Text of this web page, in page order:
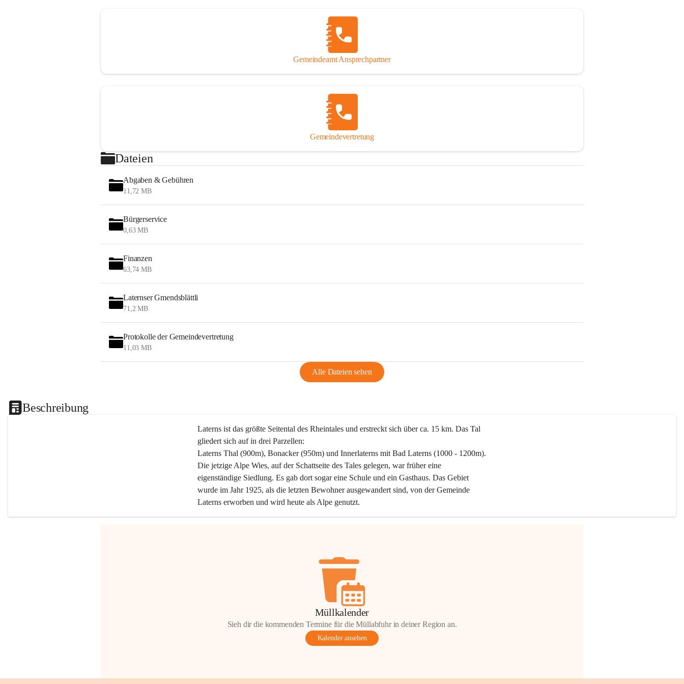
Gemeindeamt Ansprechpartner
Gemeindevertretung
Dateien
Abgaben & Gebühren
11,72 MB
Bürgerservice
0,63 MB
Finanzen
63,74 MB
Laternser Gmendsblättli
71,2 MB
Protokolle der Gemeindevertretung
11,03 MB
Alle Dateien sehen
Beschreibung
Laterns ist das größte Seitental des Rheintales und erstreckt sich über ca. 15 km. Das Tal
gliedert sich auf in drei Parzellen:
Laterns Thal (900m), Bonacker (950m) und Innerlaterns mit Bad Laterns (1000 - 1200m).
Die jetzige Alpe Wies, auf der Schattseite des Tales gelegen, war früher eine
eigenständige Siedlung. Es gab dort sogar eine Schule und ein Gasthaus. Das Gebiet
wurde im Jahr 1925, als die letzten Bewohner ausgewandert sind, von der Gemeinde
Laterns erworben und wird heute als Alpe genutzt.
Müllkalender
Sieh dir die kommenden Termine für die Müllabfuhr in deiner Region an.
Kalender ansehen